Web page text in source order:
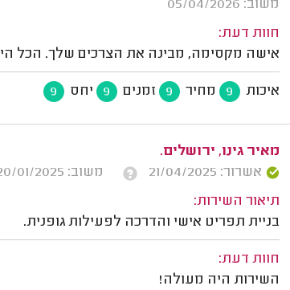
משוב: 05/04/2026
חוות דעת:
אישה מקסימה, מבינה את הצרכים שלך. הכל
איכות 9 מחיר 9 זמנים 9 יחס 9
מאיר גינו, ירושלים.
אשרור: 21/04/2025
משוב: 20/01/2025
תיאור השירות:
בניית תפריט אישי והדרכה לפעילות גופנית.
חוות דעת:
השירות היה מעולה!